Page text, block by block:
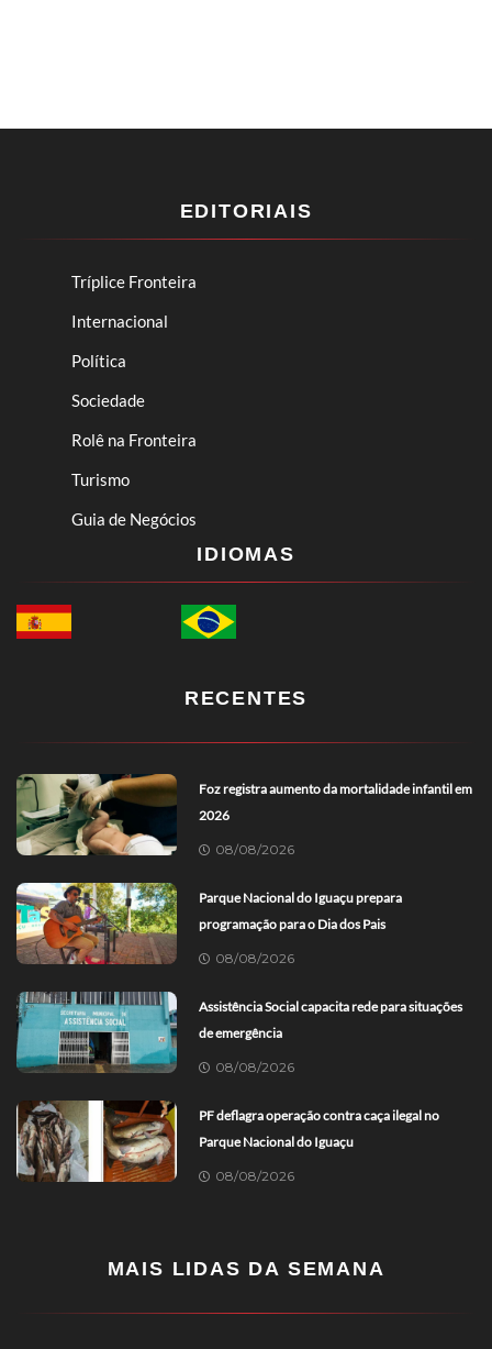
EDITORIAIS
Tríplice Fronteira
Internacional
Política
Sociedade
Rolê na Fronteira
Turismo
Guia de Negócios
IDIOMAS
RECENTES
Foz registra aumento da mortalidade infantil em
2026
08/08/2026
Parque Nacional do Iguaçu prepara
programação para o Dia dos Pais
08/08/2026
Assistência Social capacita rede para situações
de emergência
08/08/2026
PF deflagra operação contra caça ilegal no
Parque Nacional do Iguaçu
08/08/2026
MAIS LIDAS DA SEMANA